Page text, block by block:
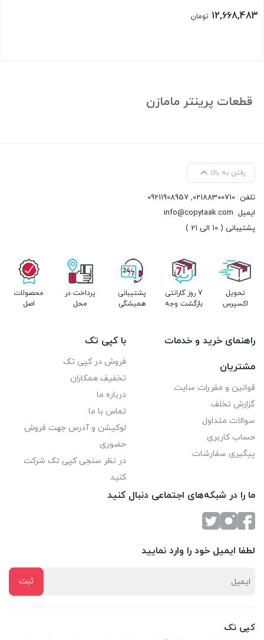
12,668,483 تومان
قطعات پرینتر مامازن
رفتن به بالا
تلفن 02188300710
,
09211908957
ایمیل info@copytaak.com
پشتیبانی ( 10 الی 21 )
تحویل
اکسپرس
7 روز گارانتی
بازگشت وجه
پشتیبانی
همیشگی
پرداخت در
محل
محصولات
اصل
راهنمای خرید و خدمات
مشتریان
قوانین و مقررات سایت
گزارش تخلف
سوالات متداول
حساب کاربری
پیگیری سفارشات
با کپی تک
فروش در کپی تک
تخفیف همکاران
درباره ما
تماس با ما
لوکیشن و آدرس جهت فروش
حضوری
در نظر سنجی کپی تک شرکت
کنید
ما را در شبکه‌های اجتماعی دنبال کنید
لطفا ایمیل خود را وارد نمایید
کپی تک